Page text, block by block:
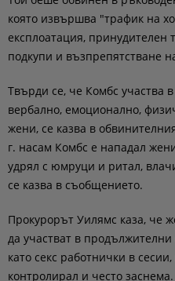
която извършва "трафик на
експлоатация, принудителен
подкупи и възпрепятстване
Твърди се, че Комбс участва
вербално, емоционално,
жени, се казва в
г. насам Комбс е нападал
удрял с юмруци и ритал,
се казва в съобщението.
Прокурорът Уилямс каза, че
да участват в
като секс работнички в
контролирал и често заснема.